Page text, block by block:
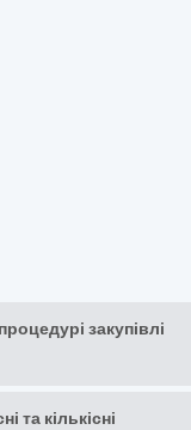
закупівлі
та кількісні